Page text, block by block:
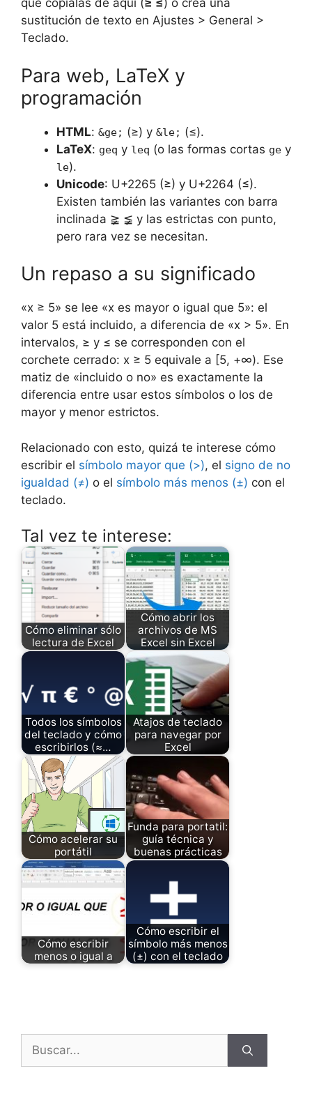
que cópialas de aquí (≥ ≤ ) o crea una
sustitución de texto en Ajustes > General >
Teclado.
Para web, LaTeX y
programación
HTML: &ge; (≥) y &le; (≤).
LaTeX: geq y leq (o las formas cortas ge y
le).
Unicode: U+2265 (≥) y U+2264 (≤).
Existen también las variantes con barra
inclinada ≩ ≨ y las estrictas con punto,
pero rara vez se necesitan.
Un repaso a su significado
«x ≥ 5» se lee «x es mayor o igual que 5»: el
valor 5 está incluido, a diferencia de «x > 5». En
intervalos, ≥ y ≤ se corresponden con el
corchete cerrado: x ≥ 5 equivale a [5, +∞). Ese
matiz de «incluido o no» es exactamente la
diferencia entre usar estos símbolos o los de
mayor y menor estrictos.
Relacionado con esto, quizá te interese cómo
escribir el símbolo mayor que (>), el signo de no
igualdad (≠) o el símbolo más menos (±) con el
teclado.
Tal vez te interese:
Cómo eliminar sólo
lectura de Excel
Cómo abrir los
archivos de MS
Excel sin Excel
Todos los símbolos
del teclado y cómo
escribirlos (≈…
Atajos de teclado
para navegar por
Excel
Cómo acelerar su
portátil
Funda para portatil:
guía técnica y
buenas prácticas
Cómo escribir
menos o igual a
Cómo escribir el
símbolo más menos
(±) con el teclado
Buscar: